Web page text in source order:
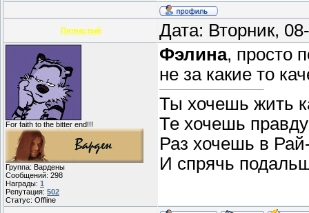
Пятнастый Дата: Вторник,
For faith to the bitter end!!!
Группа: Вардены
Сообщений: 298
Награды: 1
Репутация: 502
Статус: Offline
Фэлина, просто
не за какие то
Ты хочешь жить
Те хочешь правду
Раз хочешь в
И спрячь